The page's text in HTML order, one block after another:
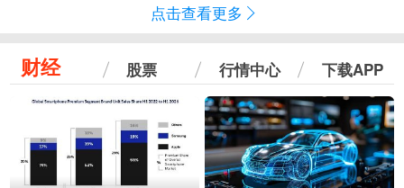
点击查看更多
财经 股票 行情中心 下载APP